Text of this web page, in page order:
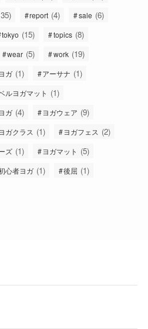
report (4) sale (6)
tokyo (15) topics (8)
wear (5) work (19)
ガ (1) アーサナ (1)
ルヨガマット (1)
ヨガ (4) ヨガウェア (9)
ヨガクラス (1) ヨガフェス (2)
ズ (1) ヨガマット (5)
心者ヨガ (1) 後屈 (1)